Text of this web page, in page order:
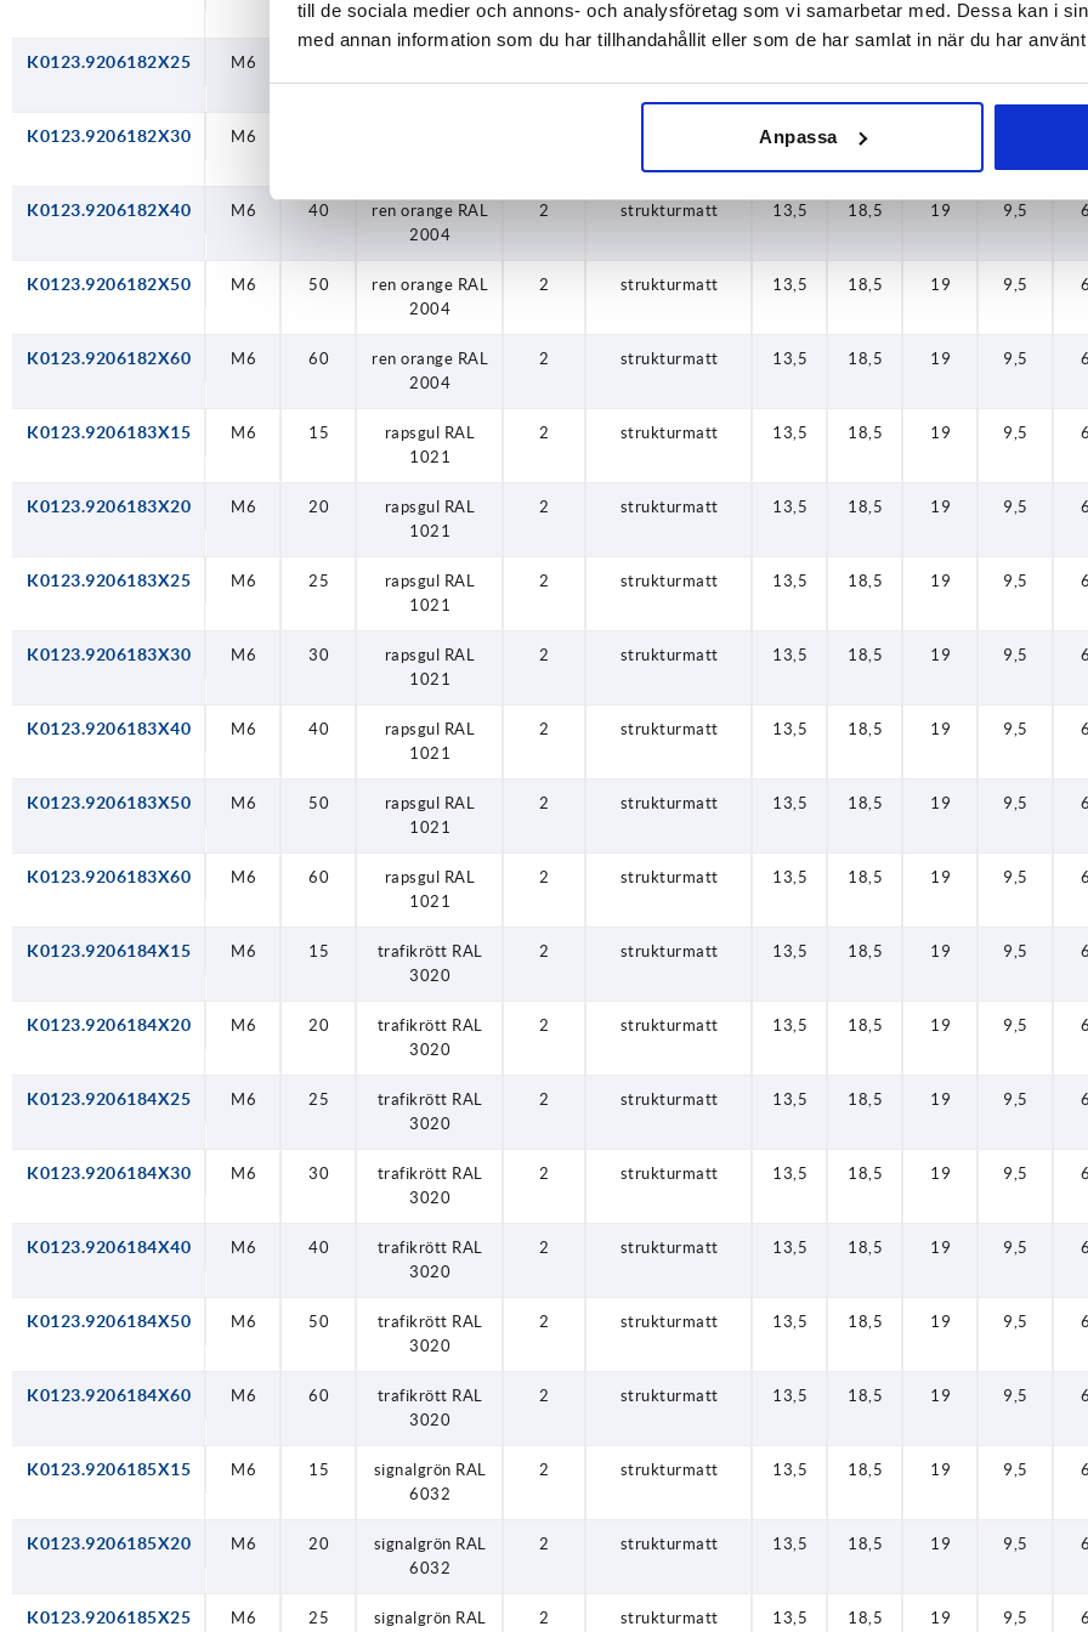
till de sociala medier och annons- och analysföretag som vi samarbetar med. Dessa kan i
med annan information som du har tillhandahållit eller som de har samlat in när du har
Anpassa
2004
K0123.9206182X25 M6
2004
K0123.9206182X30 M6 13,5 18,5
K0123.9206182X40 M6 40
ren orange RAL
2004
2 strukturmatt 13,5 18,5 19 9,5
K0123.9206182X50 M6 50
ren orange RAL
2004
2 strukturmatt 13,5 18,5 19 9,5
K0123.9206182X60 M6 60
ren orange RAL
2004
2 strukturmatt 13,5 18,5 19 9,5
K0123.9206183X15 M6 15
rapsgul RAL
1021
2 strukturmatt 13,5 18,5 19 9,5
K0123.9206183X20 M6 20
rapsgul RAL
1021
2 strukturmatt 13,5 18,5 19 9,5
K0123.9206183X25 M6 25
rapsgul RAL
1021
2 strukturmatt 13,5 18,5 19 9,5
K0123.9206183X30 M6 30
rapsgul RAL
1021
2 strukturmatt 13,5 18,5 19 9,5
K0123.9206183X40 M6 40
rapsgul RAL
1021
2 strukturmatt 13,5 18,5 19 9,5
K0123.9206183X50 M6 50
rapsgul RAL
1021
2 strukturmatt 13,5 18,5 19 9,5
K0123.9206183X60 M6 60
rapsgul RAL
1021
2 strukturmatt 13,5 18,5 19 9,5
K0123.9206184X15 M6 15
trafikrött RAL
3020
2 strukturmatt 13,5 18,5 19 9,5
K0123.9206184X20 M6 20
trafikrött RAL
3020
2 strukturmatt 13,5 18,5 19 9,5
K0123.9206184X25 M6 25
trafikrött RAL
3020
2 strukturmatt 13,5 18,5 19 9,5
K0123.9206184X30 M6 30
trafikrött RAL
3020
2 strukturmatt 13,5 18,5 19 9,5
K0123.9206184X40 M6 40
trafikrött RAL
3020
2 strukturmatt 13,5 18,5 19 9,5
K0123.9206184X50 M6 50
trafikrött RAL
3020
2 strukturmatt 13,5 18,5 19 9,5
K0123.9206184X60 M6 60
trafikrött RAL
3020
2 strukturmatt 13,5 18,5 19 9,5
K0123.9206185X15 M6 15
signalgrön RAL
6032
2 strukturmatt 13,5 18,5 19 9,5
K0123.9206185X20 M6 20
signalgrön RAL
6032
2 strukturmatt 13,5 18,5 19 9,5
K0123.9206185X25 M6 25 signalgrön RAL 2 strukturmatt 13,5 18,5 19 9,5